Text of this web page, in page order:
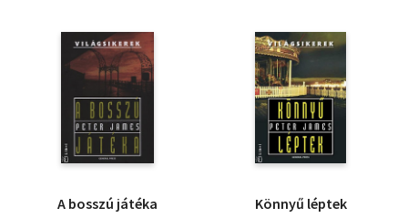
Társadalomtudomány
Természettudomány
Történelem
A bosszú játéka Könnyű léptek